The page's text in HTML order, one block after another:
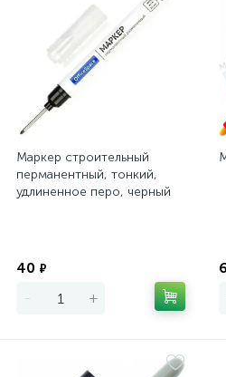
Маркер строительный
перманентный, тонкий,
удлиненное перо, черный
40 ₽
- +